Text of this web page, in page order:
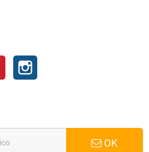
Pinterest
OK